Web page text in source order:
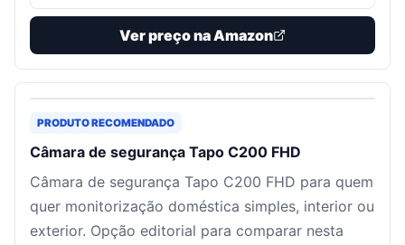
Ver preço na Amazon
PRODUTO RECOMENDADO
Câmara de segurança Tapo C200 FHD
Câmara de segurança Tapo C200 FHD para quem
quer monitorização doméstica simples, interior ou
exterior. Opção editorial para comparar nesta